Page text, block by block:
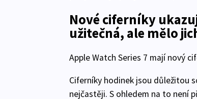
Nové ciferníky
užitečná, ale mělo
Apple Watch Series 7 mají nový
Ciferníky hodinek jsou důležitou
nejčastěji. S ohledem na to není